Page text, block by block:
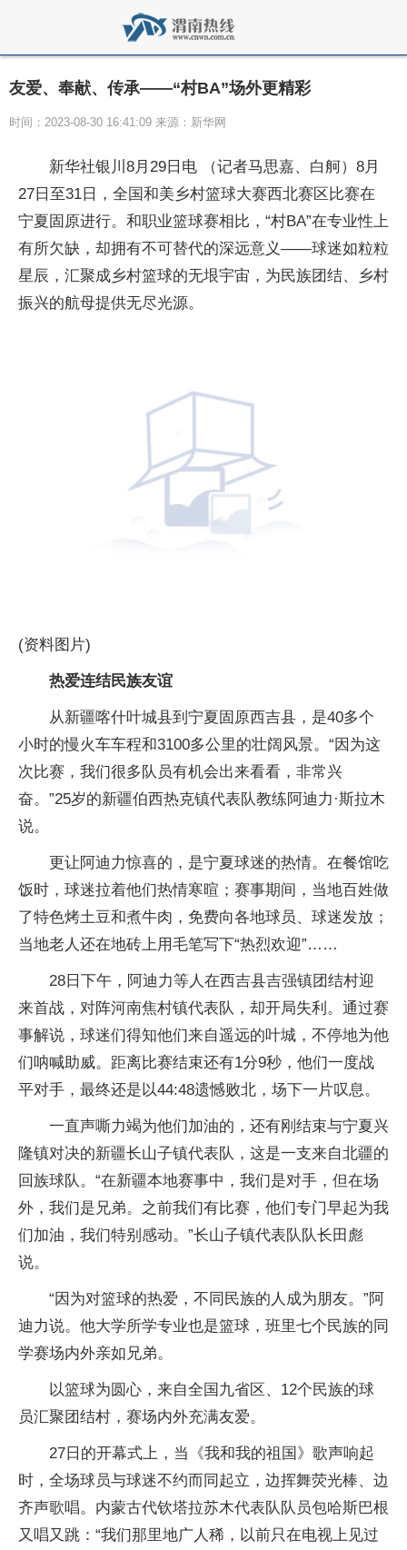
友爱、奉献、传承——“村BA”场外更精彩
时间：2023-08-30 16:41:09 来源：新华网
新华社银川8月29日电 （记者马思嘉、白舸）8月
27日至31日，全国和美乡村篮球大赛西北赛区比赛在
宁夏固原进行。和职业篮球赛相比，“村BA”在专业性上
有所欠缺，却拥有不可替代的深远意义——球迷如粒粒
星辰，汇聚成乡村篮球的无垠宇宙，为民族团结、乡村
振兴的航母提供无尽光源。
(资料图片)
热爱连结民族友谊
从新疆喀什叶城县到宁夏固原西吉县，是40多个
小时的慢火车车程和3100多公里的壮阔风景。“因为这
次比赛，我们很多队员有机会出来看看，非常兴
奋。”25岁的新疆伯西热克镇代表队教练阿迪力·斯拉木
说。
更让阿迪力惊喜的，是宁夏球迷的热情。在餐馆吃
饭时，球迷拉着他们热情寒暄；赛事期间，当地百姓做
了特色烤土豆和煮牛肉，免费向各地球员、球迷发放；
当地老人还在地砖上用毛笔写下“热烈欢迎”……
28日下午，阿迪力等人在西吉县吉强镇团结村迎
来首战，对阵河南焦村镇代表队，却开局失利。通过赛
事解说，球迷们得知他们来自遥远的叶城，不停地为他
们呐喊助威。距离比赛结束还有1分9秒，他们一度战
平对手，最终还是以44:48遗憾败北，场下一片叹息。
一直声嘶力竭为他们加油的，还有刚结束与宁夏兴
隆镇对决的新疆长山子镇代表队，这是一支来自北疆的
回族球队。“在新疆本地赛事中，我们是对手，但在场
外，我们是兄弟。之前我们有比赛，他们专门早起为我
们加油，我们特别感动。”长山子镇代表队队长田彪
说。
“因为对篮球的热爱，不同民族的人成为朋友。”阿
迪力说。他大学所学专业也是篮球，班里七个民族的同
学赛场内外亲如兄弟。
以篮球为圆心，来自全国九省区、12个民族的球
员汇聚团结村，赛场内外充满友爱。
27日的开幕式上，当《我和我的祖国》歌声响起
时，全场球员与球迷不约而同起立，边挥舞荧光棒、边
齐声歌唱。内蒙古代钦塔拉苏木代表队队员包哈斯巴根
又唱又跳：“我们那里地广人稀，以前只在电视上见过